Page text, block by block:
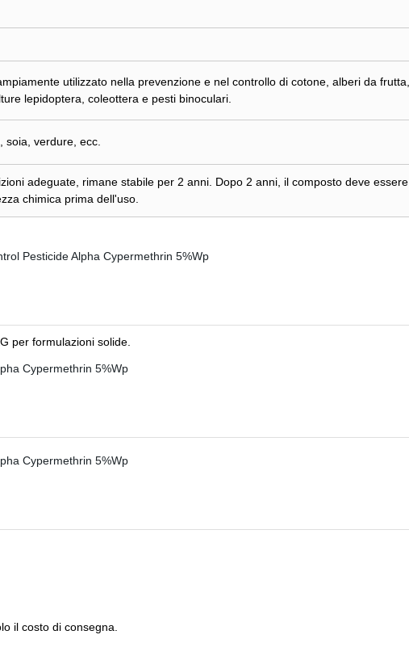
utilizzato nella prevenzione e nel controllo di cotone, alberi da frutta,
lepidoptera, coleottera e pesti binoculari.
soia, verdure, ecc.
adeguate, rimane stabile per 2 anni. Dopo 2 anni, il composto deve essere
chimica prima dell'uso.
per formulazioni solide.
il costo di consegna.